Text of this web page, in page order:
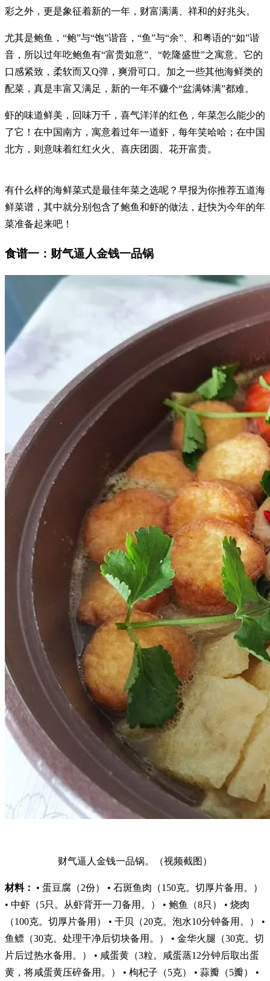
彩之外，更是象征着新的一年，财富满满、祥和的好兆头。
尤其是鲍鱼，“鲍”与“饱”谐音，“鱼”与“余”、和粤语的“如”谐
音，所以过年吃鲍鱼有“富贵如意”、“乾隆盛世”之寓意。它的
口感紧致，柔软而又Q弹，爽滑可口。加之一些其他海鲜类的
配菜，真是丰富又满足，新的一年不赚个“盆满钵满”都难。
虾的味道鲜美，回味万千，喜气洋洋的红色，年菜怎么能少的
了它！在中国南方，寓意着过年一道虾，每年笑哈哈；在中国
北方，则意味着红红火火、喜庆团圆、花开富贵。
有什么样的海鲜菜式是最佳年菜之选呢？早报为你推荐五道海
鲜菜谱，其中就分别包含了鲍鱼和虾的做法，赶快为今年的年
菜准备起来吧！
食谱一：财气逼人金钱一品锅
财气逼人金钱一品锅。（视频截图）
材料：
• 蛋豆腐（2份） • 石斑鱼肉（150克。切厚片备用。）
• 中虾（5只。从虾背开一刀备用。） • 鲍鱼（8只） • 烧肉
（100克。切厚片备用） • 干贝（20克。泡水10分钟备用。） •
鱼鳔（30克。处理干净后切块备用。） • 金华火腿（30克。切
片后过热水备用。） • 咸蛋黄（3粒。咸蛋蒸12分钟后取出蛋
黄，将咸蛋黄压碎备用。） • 枸杞子（5克） • 蒜瓣（5瓣） •